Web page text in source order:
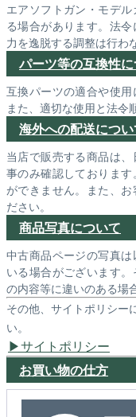
エアソフトガン・モデ
る場合があります。法
力を逸脱する調整は行わ
パーツ等の互換性
互換パーツの適合や使用
また、適切な使用と法令
海外への配送につ
当店で販売する商品は
事のみ確認しておりま
ができません。また、
ださい。
商品写真について
中古商品ページの写真
いる場合がございます
の内容等に違いのある場
その他、サイトポリシー
い。
サイトポリシー
お買い物の仕方